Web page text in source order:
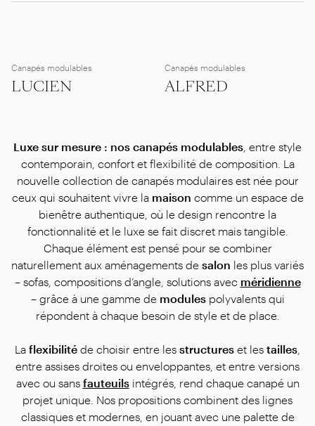
Canapés modulables
LUCIEN
Canapés modulables
ALFRED
Luxe sur mesure : nos canapés modulables , entre style
contemporain, confort et flexibilité de composition. La
nouvelle collection de canapés modulaires est née pour
ceux qui souhaitent vivre la maison comme un espace de
bienêtre authentique, où le design rencontre la
fonctionnalité et le luxe se fait discret mais tangible.
Chaque élément est pensé pour se combiner
naturellement aux aménagements de salon les plus variés
– sofas, compositions d’angle, solutions avec méridienne
– grâce à une gamme de modulespolyvalents qui
répondent à chaque besoin de style et de place.
La flexibilité de choisir entre les structures et les tailles
entre assises droites ou enveloppantes, et entre versions
avec ou sans fauteuilsintégrés, rend chaque canapé un
projet unique. Nos propositions combinent des lignes
classiques et modernes, en jouant avec une palette de